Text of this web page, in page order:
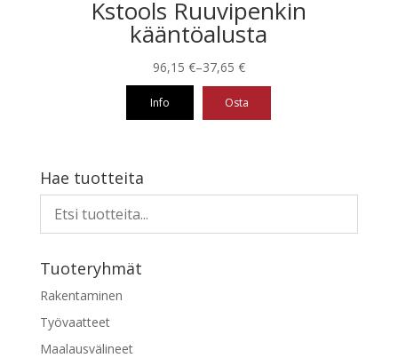
Kstools Ruuvipenkin
kääntöalusta
37,65 €
–
96,15 €Hintaluokka:
37,65 €
Info Osta
on
useampi
muunnelma.
Voit
valinnat
tuotteen
Hae tuotteita
Tuoteryhmät
Rakentaminen
Työvaatteet
Maalausvälineet